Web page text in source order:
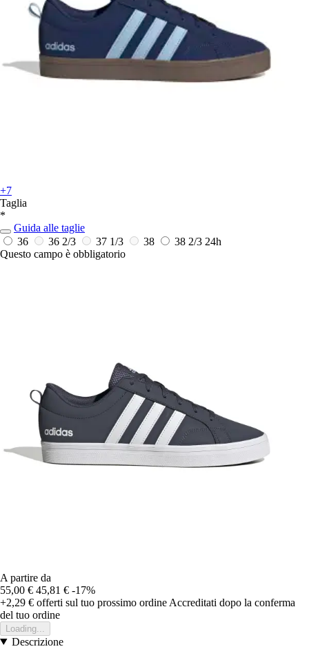
+7
Taglia
*
Guida alle taglie
36
36 2/3 37 1/3 38 38 2/3 24h
Questo campo è obbligatorio
A partire da
55,00 € 45,81 € -17%
+2,29 € offerti sul tuo prossimo ordine Accreditati dopo la conferma
del tuo ordine
Loading...
Descrizione